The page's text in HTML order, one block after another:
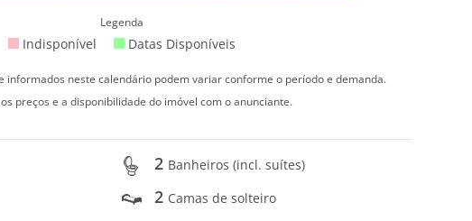
Legenda
Indisponível Datas Disponíveis
informados neste calendário podem variar conforme o período e demanda.
preços e a disponibilidade do imóvel com o anunciante.
2 Banheiros (incl. suítes)
2 Camas de solteiro